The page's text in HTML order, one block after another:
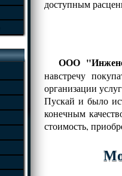
доступным
ООО
навстречу
организации
Пускай и было
конечным
стоимость,